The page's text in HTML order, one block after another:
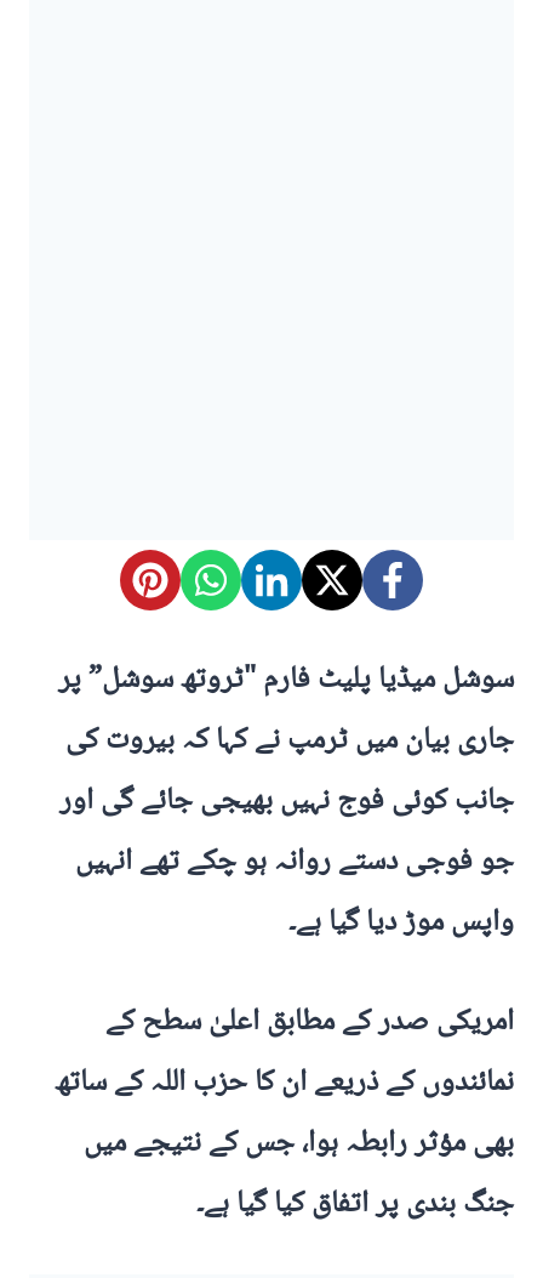
سوشل میڈیا پلیٹ فارم "ٹروتھ سوشل” پر
جاری بیان میں ٹرمپ نے کہا کہ بیروت کی
جانب کوئی فوج نہیں بھیجی جائے گی اور
جو فوجی دستے روانہ ہو چکے تھے انہیں
واپس موڑ دیا گیا ہے۔
امریکی صدر کے مطابق اعلیٰ سطح کے
نمائندوں کے ذریعے ان کا حزب اللہ کے ساتھ
بھی مؤثر رابطہ ہوا، جس کے نتیجے میں
جنگ بندی پر اتفاق کیا گیا ہے۔